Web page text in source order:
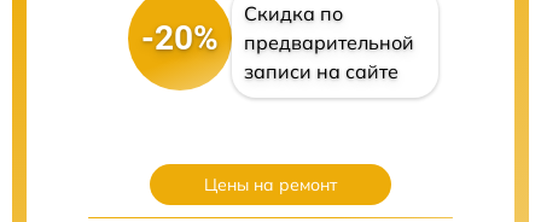
-20%
Скидка по
предварительной
записи на сайте
Цены на ремонт